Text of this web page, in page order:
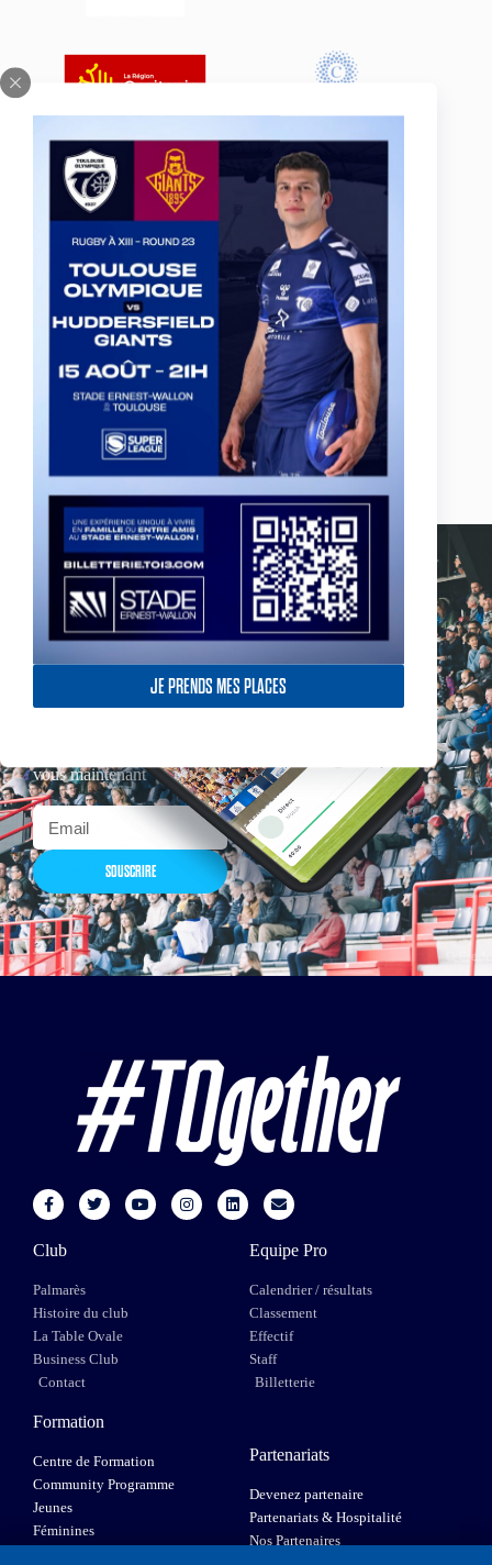
JE PRENDS MES PLACES
Actualités, nouveautés,
billetterie, remises
vous maintenant
SOUSCRIRE
Club
Palmarès
Histoire du club
La Table Ovale
Business Club
Contact
Equipe Pro
Calendrier / résultats
Classement
Effectif
Staff
Billetterie
Formation
Centre de Formation
Community Programme
Jeunes
Féminines
Partenariats
Devenez partenaire
Partenariats & Hospitalité
Nos Partenaires